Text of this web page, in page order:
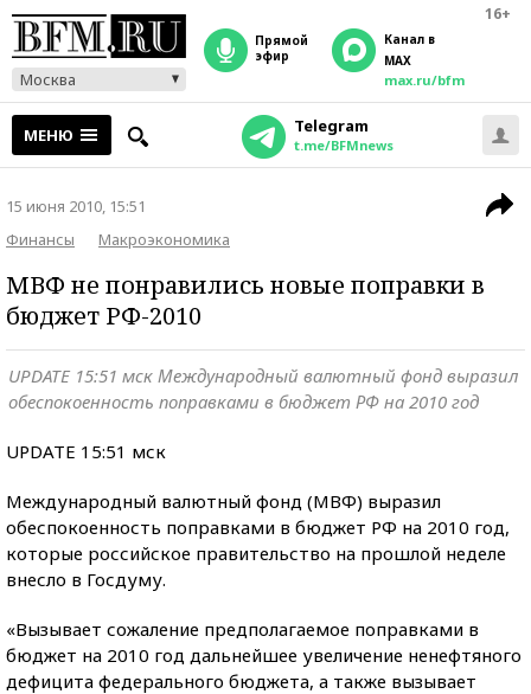
16+
Москва
прямой
эфир
Канал в
MAX
max.ru/bfm
МЕНЮ Telegram
t.me/BFMnews
15 июня 2010, 15:51
Финансы
Макроэкономика
МВФ не понравились новые поправки в
бюджет РФ-2010
UPDATE 15:51 мск Международный валютный фонд выразил
обеспокоенность поправками в бюджет РФ на 2010 год
UPDATE 15:51 мск
Международный валютный фонд (МВФ) выразил
обеспокоенность поправками в бюджет РФ на 2010 год,
которые российское правительство на прошлой неделе
внесло в Госдуму.
«Вызывает сожаление предполагаемое поправками в
бюджет на 2010 год дальнейшее увеличение ненефтяного
дефицита федерального бюджета, а также вызывает